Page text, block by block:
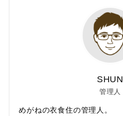
SHUN
管理人
めがねの衣食住の管理人。